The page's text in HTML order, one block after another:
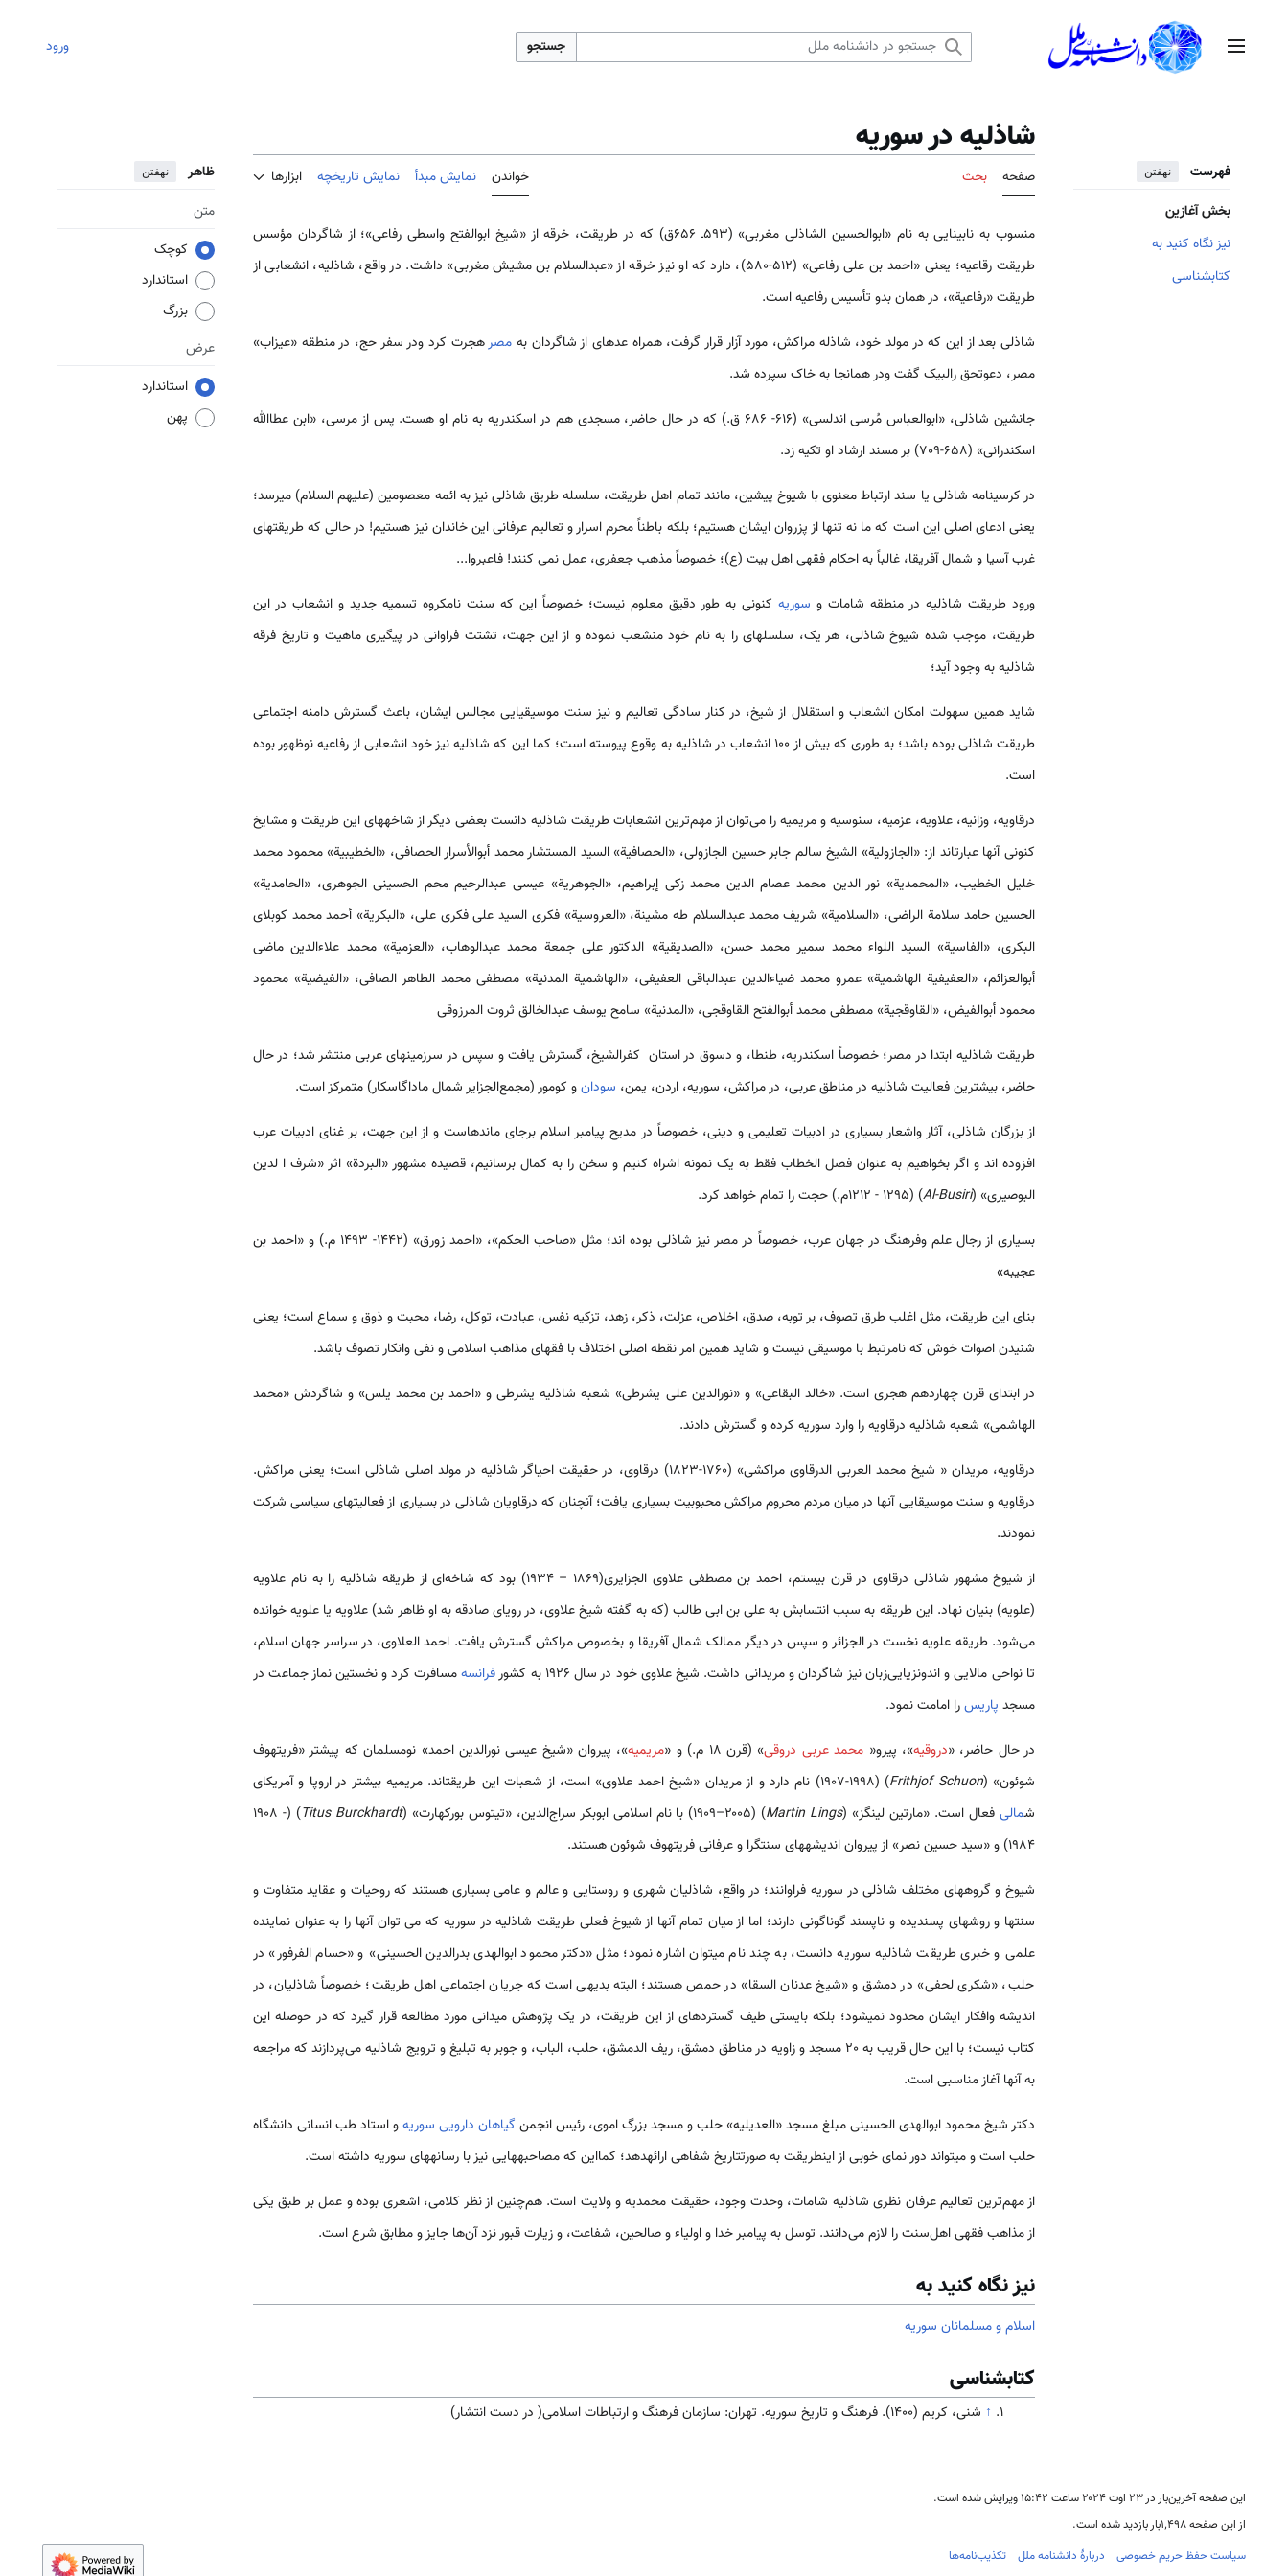
منوی اصلی جستجو ورود
فهرست نهفتن
بخش آغازین
نیز نگاه کنید به
کتابشناسی
شاذليه در سوریه
صفحه بحث خواندن نمایش مبدأ نمایش تاریخچه ابزارها ظاهر نهفتن
متن
کوچک
استاندارد
بزرگ
عرض
استاندارد
پهن
منسوب به نابینایی به نام «ابوالحسين الشاذلى مغربی» (593ـ 656ق) که در طریقت، خرقه از «شیخ ابوالفتح واسطی رفاعی»؛ از شاگردان مؤسس
طریقت رقاعیه؛ یعنی «احمد بن علی رفاعی» (512-580)، دارد که او نیز خرقه از «عبدالسلام بن مشیش مغربی» داشت. در واقع، شاذلیه، انشعابی از
طریقت «رفاعیة»، در همان بدو تأسیس رفاعیه است.
شاذلی بعد از این که در مولد خود، شاذله مراکش، مورد آزار قرار گرفت، همراه عده­ای از شاگردان به مصرهجرت کرد ودر سفر حج، در منطقه «عیزاب»
مصر، دعوتحق رالبیک گفت ودر همانجا به خاک سپرده شد.
جانشین شاذلی، «ابوالعباس مُرسی اندلسی» (616- 686 ق.) که در حال حاضر، مسجدی هم در اسکندریه به نام او هست. پس از مرسی، «ابن عطاالله
اسکندرانی» (658-709) بر مسند ارشاد او تکیه زد.
در کرسی­نامه شاذلی یا سند ارتباط معنوی با شیوخ پیشین، مانند تمام اهل طریقت، سلسله طریق شاذلی نیز به ائمه معصومین (علیهم السلام) می­رسد؛
یعنی ادعای اصلی این است که ما نه تنها از پزروان ایشان هستیم؛ بلکه باطناً محرم اسرار و تعالیم عرفانی این خاندان نیز هستیم! در حالی که طریقت­های
غرب آسیا و شمال آفریقا، غالباً به احکام فقهی اهل بیت (ع)؛ خصوصاً مذهب جعفری، عمل نمی کنند! فاعبروا...
ورود طریقت شاذلیه در منطقه شامات و سوریه کنونی به طور دقیق معلوم نیست؛ خصوصاً این که سنت نامکروه تسمیه جدید و انشعاب در این
طریقت، موجب شده شیوخ شاذلی، هر یک، سلسله­ای را به نام خود منشعب نموده و از این جهت، تشتت فراوانی در پیگیری ماهیت و تاریخ فرقه
شاذلیه به وجود آید؛
شاید همین سهولت امکان انشعاب و استقلال از شیخ، در کنار سادگی تعالیم و نیز سنت موسیقیایی مجالس ایشان، باعث گسترش دامنه اجتماعی
طریقت شاذلی بوده باشد؛ به طوری که بیش از 100 انشعاب در شاذلیه به وقوع پیوسته است؛ کما این که شاذلیه نیز خود انشعابی از رفاعیه نوظهور بوده
است.
درقاویه، وزانیه، علاویه، عزمیه، سنوسیه و مریمیه را می‌توان از مهم‌ترین انشعابات طریقت شاذلیه دانست بعضی دیگر از شاخه­های این طریقت و مشایخ
کنونی آن­ها عبارت­اند از: «الجازولیة» الشیخ سالم جابر حسین الجازولی، «الحصافیة» السید المستشار محمد أبوالأسرار الحصافی، «الخطیبیة» محمود محمد
خلیل الخطیب، «المحمدیة» نور الدین محمد عصام الدین محمد زکی إبراهیم، «الجوهریة» عیسی عبدالرحیم محم الحسینی الجوهری، «الحامدیة»
الحسین حامد سلامة الراضی، «السلامیة» شریف محمد عبدالسلام طه مشینة، «العروسیة» فکری السید علی فکری علی، «البکریة» أحمد محمد کوبلای
البکری، «الفاسیة» السید اللواء محمد سمیر محمد حسن، «الصدیقیة» الدکتور علی جمعة محمد عبدالوهاب، «العزمیة» محمد علاءالدین ماضی
أبوالعزائم، «العفیفیة الهاشمیة» عمرو محمد ضیاءالدین عبدالباقی العفیفی، «الهاشمیة المدنیة» مصطفى محمد الطاهر الصافی، «الفیضیة» محمود
محمود أبوالفیض، «القاوقجیة» مصطفى محمد أبوالفتح القاوقجی، «المدنیة» سامح یوسف عبدالخالق ثروت المرزوقی
طریقت شاذليه ابتدا در مصر؛ خصوصاً اسکندریه، طنطا، و دسوق در استان كفرالشيخ، گسترش یافت و سپس در سرزمین­های عربی منتشر شد؛ در حال
حاضر، بیشترین فعالیت شاذلیه در مناطق عربی، در مراکش، سوریه، اردن، یمن، سودانو کومور (مجمع‌الجزایر شمال ماداگاسکار) متمرکز است.
از بزرگان شاذلی، آثار واشعار بسیاری در ادبیات تعلیمی و دینی، خصوصاً در مدیح پیامبر اسلام برجای ماندهاست و از این جهت، بر غنای ادبیات عرب
افزوده اند و اگر بخواهیم به عنوان فصل الخطاب فقط به یک نمونه اشراه کنیم و سخن را به کمال برسانیم، قصیده مشهور «البردة» اثر «شرف ا لدین
البوصیری» (Al-Busiri) (۱۲۱۲ - ۱۲۹۵م.) حجت را تمام خواهد کرد.
بسیاری از رجال علم وفرهنگ در جهان عرب، خصوصاً در مصر نیز شاذلی بوده اند؛ مثل «صاحب الحکم»، «احمد زورق» (1442- 1493 م.) و «احمد بن
عجیبه»
بنای این طریقت، مثل اغلب طرق تصوف، بر توبه، صدق، اخلاص، عزلت، ذکر، زهد، تزکیه نفس، عبادت، توکل، رضا، محبت و ذوق و سماع است؛ یعنی
شنیدن اصوات خوش که نامرتبط با موسیقی نیست و شاید همین امر نقطه اصلی اختلاف با فقهای مذاهب اسلامی و نفی وانکار تصوف باشد.
در ابتدای قرن چهاردهم هجری است. «خالد البقاعی» و «نورالدین علی یشرطی» شعبه شاذلیه یشرطی و «احمد بن محمد یلس» و شاگردش «محمد
الهاشمی» شعبه شاذلیه درقاویه را وارد سوریه کرده و گسترش دادند.
درقاویه، مریدان « شیخ محمد العربی الدرقاوی مراکشی­» (1760-1823) درقاوی، در حقیقت احیاگر شاذلیه در مولد اصلی شاذلی است؛ یعنی مراکش.
درقاویه و سنت موسیقایی آن­ها در میان مردم محروم مراکش محبوبیت بسیاری یافت؛ آن­چنان که درقاویان شاذلی در بسیاری از فعالیت­های سیاسی شرکت
نمودند.
از شیوخ مشهور شاذلی درقاوی در قرن بیستم، احمد بن مصطفی علاوی الجزایری(۱۸۶۹ – 1934) بود که شاخه‌ای از طریقه شاذلیه را به نام علاویه
(علویه) بنیان نهاد. این طریقه به سبب انتسابش به علی بن ابی طالب (که به گفته شیخ علاوی، در رویای صادقه به او ظاهر شد) علاویه یا علویه خوانده
می‌شود. طریقه علویه نخست در الجزائر و سپس در دیگر ممالک شمال آفریقا و بخصوص مراکش گسترش یافت. احمد العلاوی، در سراسر جهان اسلام،
تا نواحی مالایی و اندونزیایی‌زبان نیز شاگردان و مریدانی داشت. شیخ علاوی خود در سال ۱۹۲۶ به کشور
فرانسهمسافرت کرد و نخستین نماز جماعت در
مسجد پاریسرا امامت نمود.
در حال حاضر، «دروقیه»، پیرو« محمد عربی دروقی» (قرن 18 م.) و « مریمیه»، پیروان «شیخ عیسی نورالدین احمد» نومسلمان که پیش­تر «فریتهوف
شوئون» (Frithjof Schuon
) (1907-1998) نام دارد و از مریدان «شیخ احمد علاوی» است، از شعبات این طریقت­اند. مریمیه بیشتر در اروپا و آمریکای
شمالیفعال است. «مارتین لینگز» (Martin Lings) (۱۹۰۹–۲۰۰۵) با نام اسلامی ابوبکر سراج‌الدین، «تیتوس بورکهارت» ( Titus Burckhardt
) (1908 -
1984) و «سید حسین نصر» از پیروان اندیشه­های سنت­گرا و عرفانی فریتهوف شوئون هستند.
شیوخ و گروه­های مختلف شاذلی در سوریه فراوانند؛ در واقع، شاذلیان شهری و روستایی و عالم و عامی بسیاری هستند که روحیات و عقاید متفاوت و
سنت­ها و روش­های پسندیده و ناپسند گوناگونی دارند؛ اما از میان تمام آن­ها از شیوخ فعلی طریقت شاذلیه در سوریه که می توان آن­ها را به عنوان نماینده
علمی و خبری طریقت شاذلیه سوریه دانست، به چند نام می­توان اشاره نمود؛ مثل «دکتر محمود ابوالهدی بدرالدین الحسینی» و «حسام الفرفور» در
حلب، «شکری لحفی» در دمشق و «شیخ عدنان السقا» در حمص هستند؛ البته بدیهی است که جریان اجتماعی اهل طریقت؛ خصوصاً شاذلیان، در
اندیشه وافکار ایشان محدود نمی­شود؛ بلکه بایستی طیف گسترده­ای از این طریقت، در یک پژوهش میدانی مورد مطالعه قرار گیرد که در حوصله این
کتاب نیست؛ با این حال قریب به 20 مسجد و زاویه در مناطق دمشق، ریف الدمشق، حلب، الباب، و جوبر به تبلیغ و ترویج شاذلیه می‌پردازند که مراجعه
به آن­ها آغاز مناسبی است.
دکتر شیخ محمود ابوالهدی الحسینی مبلغ مسجد «العدیلیه» حلب و مسجد بزرگ اموی، رئیس انجمن گیاهان دارویی سوریهو استاد طب انسانی دانشگاه
حلب است و می­تواند دور نمای خوبی از اینطریقت به صورتتاریخ شفاهی ارائهدهد؛ کمااین که مصاحبه­هایی نیز با رسانه­های سوریه داشته است.
از مهم‌ترین تعالیم عرفان نظری شاذلیه شامات، وحدت وجود، حقیقت محمدیه و ولایت است. هم‌چنین از نظر کلامی، اشعری بوده و عمل بر طبق یکی
از مذاهب فقهی اهل‌سنت را لازم می‌دانند. توسل به پیامبر خدا و اولیاء و صالحین، شفاعت، و زیارت قبور نزد آن‌ها جایز و مطابق شرع است.
نیز نگاه کنید به
اسلام و مسلمانان سوریه
کتابشناسی
↑ شنی، کریم (۱۴۰۰). فرهنگ و تاریخ سوریه. تهران: سازمان فرهنگ و ارتباطات اسلامی( در دست انتشار)
این صفحه آخرین‌بار در ‏۲۳ اوت ۲۰۲۴ ساعت ‏۱۵:۴۲ ویرایش شده است.
از این صفحه ۱٬۴۹۸بار بازدید شده است.
سیاست حفظ حریم خصوصی
دربارهٔ دانشنامه ملل تکذیب‌نامه‌ها